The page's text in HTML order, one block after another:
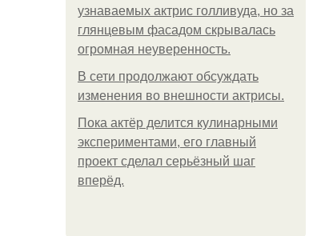
узнаваемых актрис голливуда, но за
глянцевым фасадом скрывалась
огромная неуверенность.
В сети продолжают обсуждать
изменения во внешности актрисы.
Пока актёр делится кулинарными
экспериментами, его главный
проект сделал серьёзный шаг
вперёд.